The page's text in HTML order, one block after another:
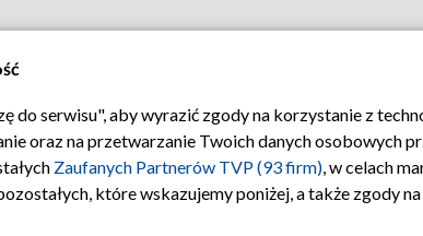
do serwisu", aby wyrazić zgody na korzystanie z
oraz na przetwarzanie Twoich danych osobowych
Zaufanych Partnerów TVP (93 firm), w celach
które wskazujemy poniżej, a także zgody